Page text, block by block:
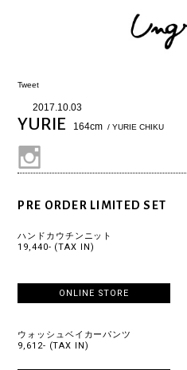
Tweet
2017.10.03
YURIE 164cm / YURIE CHIKU
PRE ORDER LIMITED SET
ハンドカウチンニット
19,440- (TAX IN)
ONLINE STORE
ウォッシュベイカーパンツ
9,612- (TAX IN)